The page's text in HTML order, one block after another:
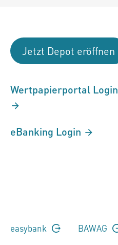
Jetzt Depot eröffnen
Wertpapierportal Login
eBanking Login
easybank BAWAG